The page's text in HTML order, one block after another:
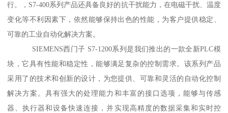
行。，S7-400系列产品还具备良好的抗干扰能力，在电磁干扰、温度
变化等不利因素下，依然能够保持出色的性能，为客户提供稳定、
可靠的工业自动化解决方案。
SIEMENS西门子 S7-1200系列是我们推出的一款全新PLC模
块，它具有性能和稳定性，能够满足复杂的控制需求。该系列产品
采用了的技术和创新的设计，为您提供、可靠和灵活的自动化控制
解决方案。具有强大的处理能力和丰富的接口选项，能够与传感
器、执行器和设备快速连接，并实现高精度的数据采集和实时控